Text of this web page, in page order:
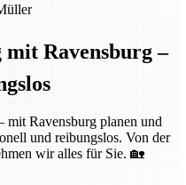
Ravensburg –
mit Ravensburg planen und
und reibungslos. Von der
wir alles für Sie. 🏡